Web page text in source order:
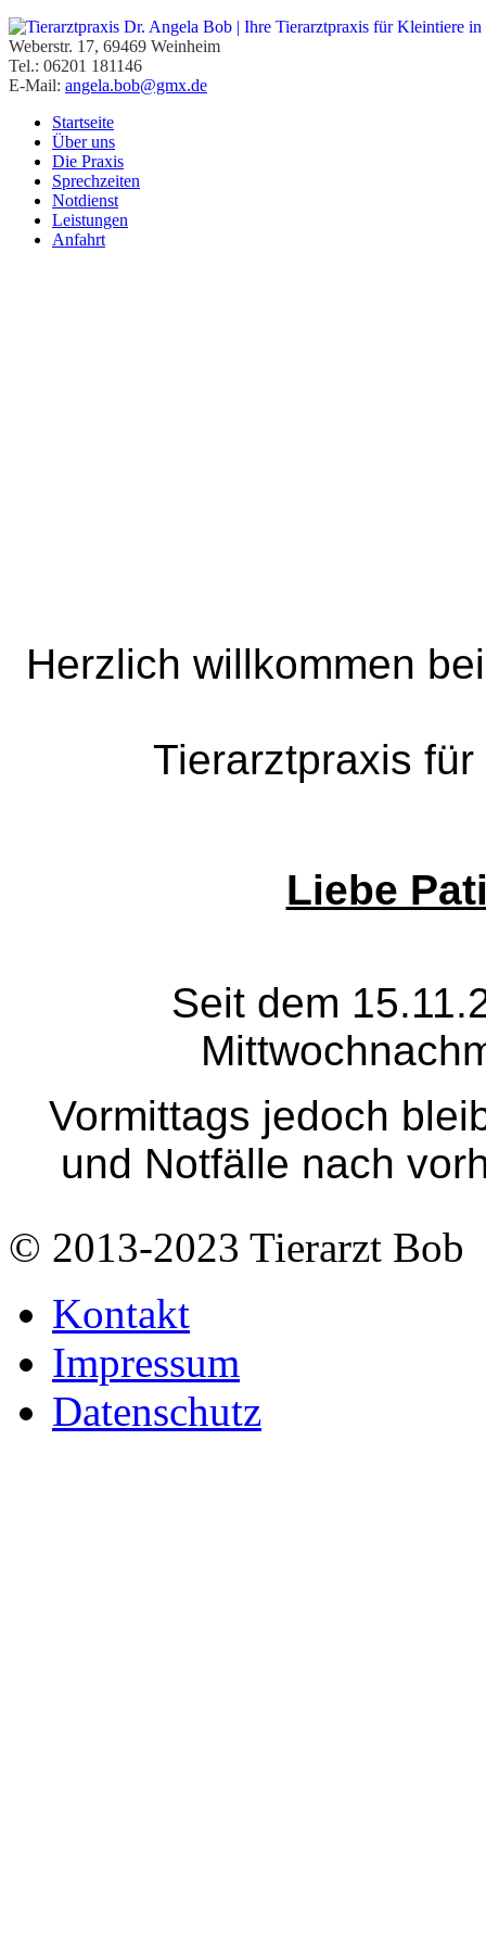
Weberstr. 17, 69469 Weinheim
Tel.: 06201 181146
E-Mail: angela.bob@gmx.de
Startseite
Über uns
Die Praxis
Sprechzeiten
Notdienst
Leistungen
Anfahrt
Herzlich willkommen
Tierarztpraxis
Liebe
Seit dem
Vormittags jedoch
und Notfälle nach
© 2013-2023 Tierarzt Bob
Kontakt
Impressum
Datenschutz